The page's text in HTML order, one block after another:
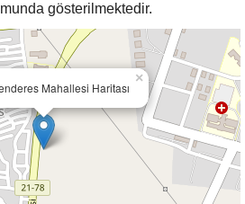
gösterilmektedir.
Mahallesi Haritası
×